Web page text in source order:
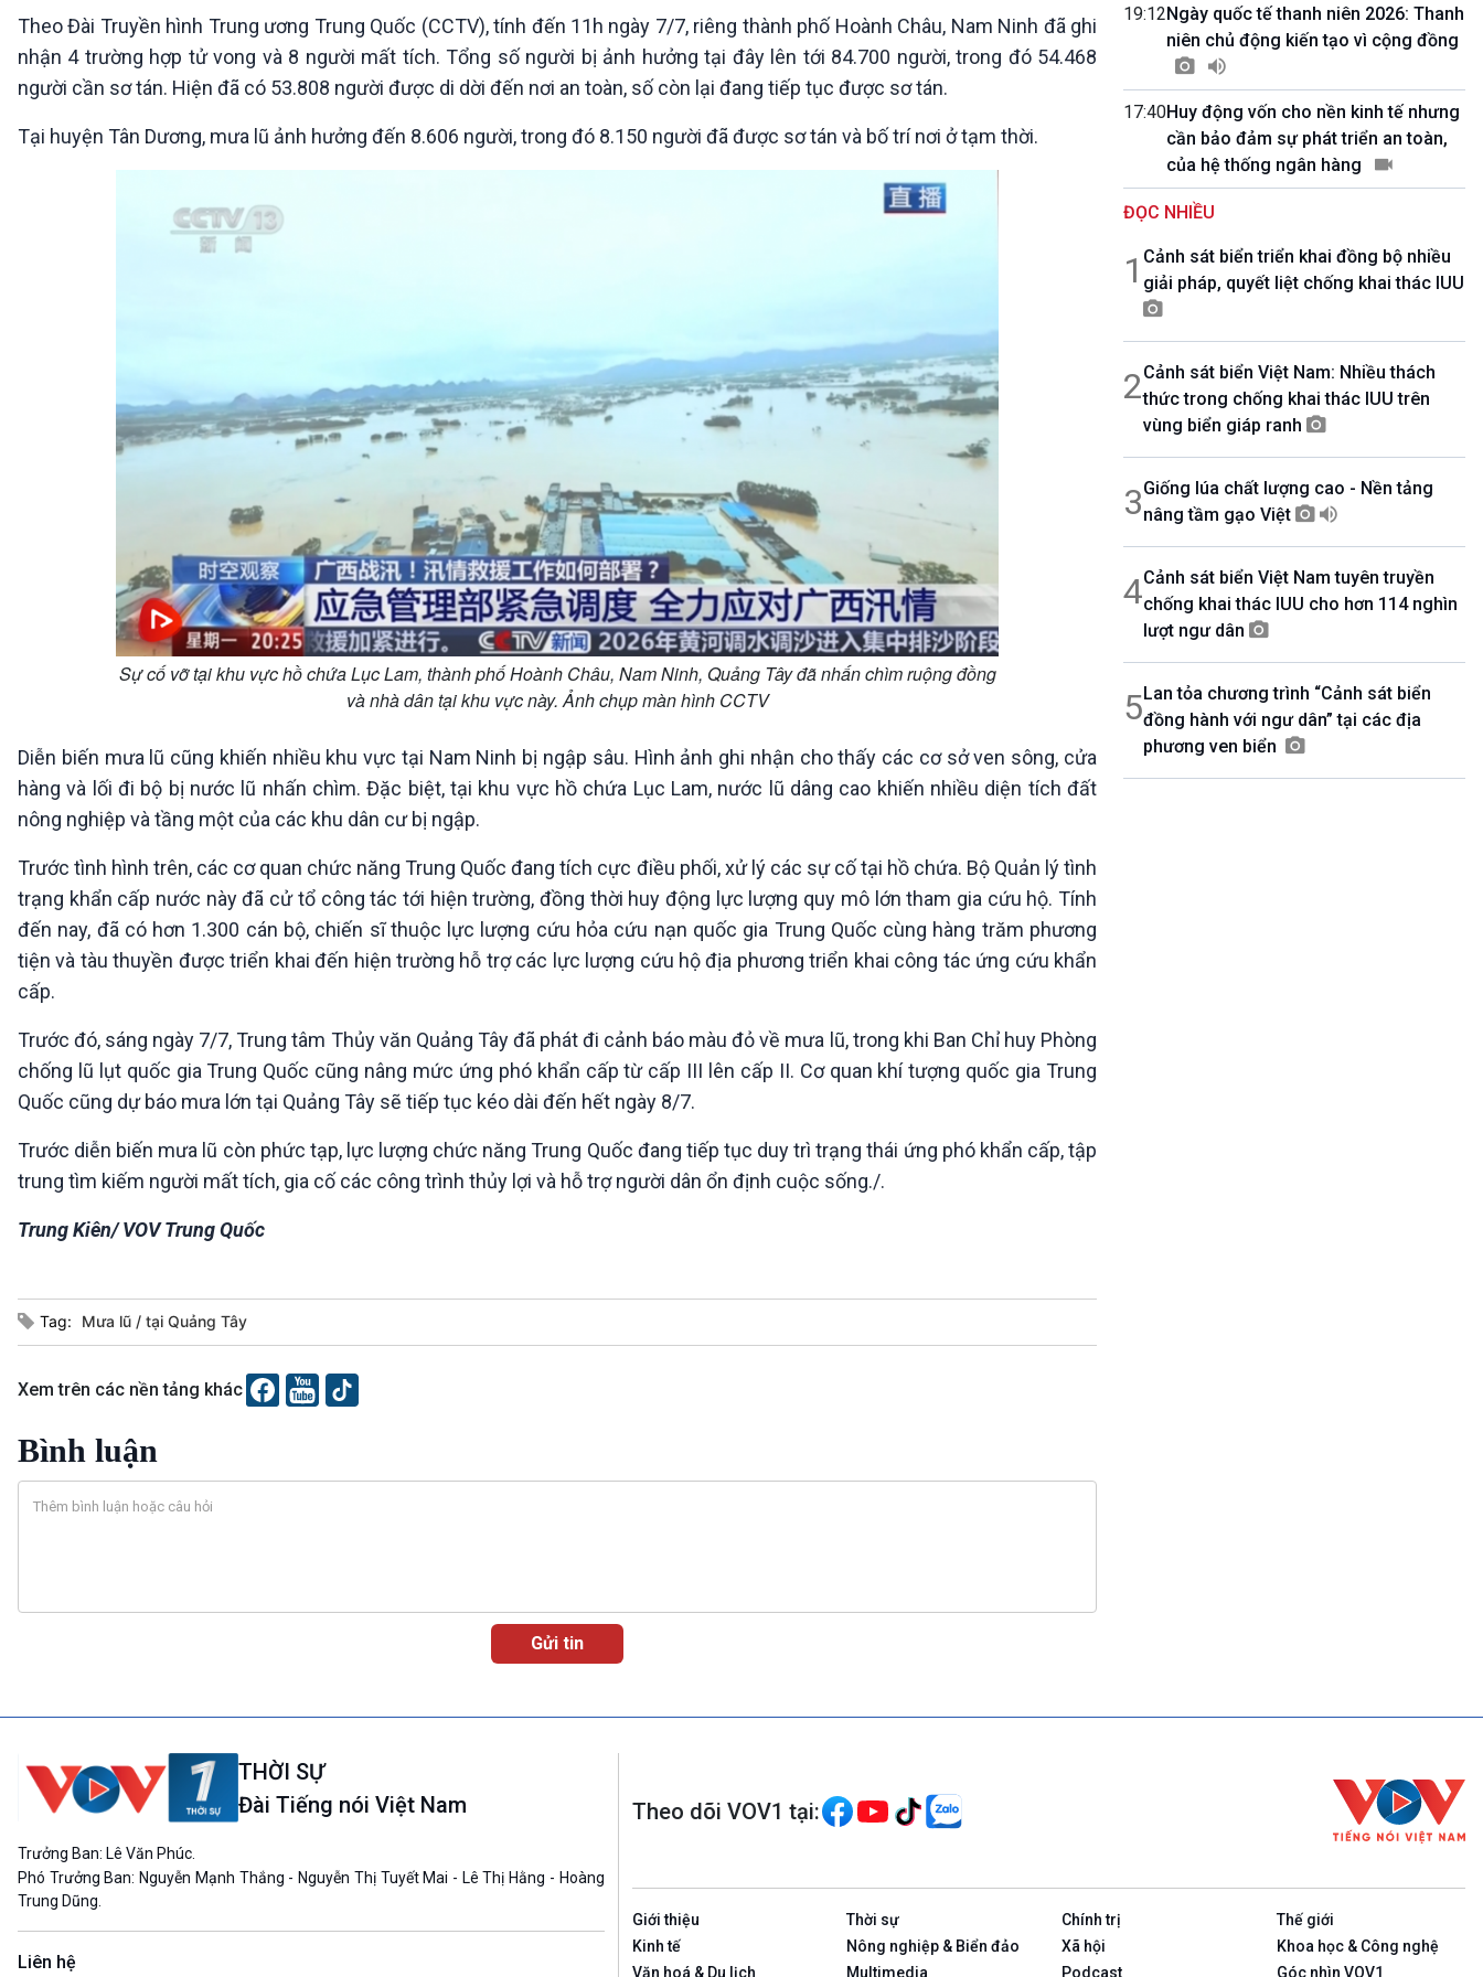
Chuyển đổi Xanh
Tài nguyên và Môi trường
Chuyên gia của bạn
Bước chân đến trường
Sống chung với biến đổi
khí hậu
Câu chuyện Thể thao
Infographic
E-Magazine
10 phút Sự kiện - Luận bàn
Câu chuyện thời sự
Đối thoại
Diễn đàn chủ nhật
Chuyện đêm
Theo Đài Truyền hình Trung ương Trung Quốc (CCTV), tính đến 11h ngày 7/7, riêng thành phố Hoành Châu, Nam Ninh đã ghi
nhận 4 trường hợp tử vong và 8 người mất tích. Tổng số người bị ảnh hưởng tại đây lên tới 84.700 người, trong đó 54.468
người cần sơ tán. Hiện đã có 53.808 người được di dời đến nơi an toàn, số còn lại đang tiếp tục được sơ tán.
Tại huyện Tân Dương, mưa lũ ảnh hưởng đến 8.606 người, trong đó 8.150 người đã được sơ tán và bố trí nơi ở tạm thời.
Sự cố vỡ tại khu vực hồ chứa Lục Lam, thành phố Hoành Châu, Nam Ninh, Quảng Tây đã nhấn chìm ruộng đồng
và nhà dân tại khu vực này. Ảnh chụp màn hình CCTV
Diễn biến mưa lũ cũng khiến nhiều khu vực tại Nam Ninh bị ngập sâu. Hình ảnh ghi nhận cho thấy các cơ sở ven sông, cửa
hàng và lối đi bộ bị nước lũ nhấn chìm. Đặc biệt, tại khu vực hồ chứa Lục Lam, nước lũ dâng cao khiến nhiều diện tích đất
nông nghiệp và tầng một của các khu dân cư bị ngập.
Trước tình hình trên, các cơ quan chức năng Trung Quốc đang tích cực điều phối, xử lý các sự cố tại hồ chứa. Bộ Quản lý tình
trạng khẩn cấp nước này đã cử tổ công tác tới hiện trường, đồng thời huy động lực lượng quy mô lớn tham gia cứu hộ. Tính
đến nay, đã có hơn 1.300 cán bộ, chiến sĩ thuộc lực lượng cứu hỏa cứu nạn quốc gia Trung Quốc cùng hàng trăm phương
tiện và tàu thuyền được triển khai đến hiện trường hỗ trợ các lực lượng cứu hộ địa phương triển khai công tác ứng cứu khẩn
cấp.
Trước đó, sáng ngày 7/7, Trung tâm Thủy văn Quảng Tây đã phát đi cảnh báo màu đỏ về mưa lũ, trong khi Ban Chỉ huy Phòng
chống lũ lụt quốc gia Trung Quốc cũng nâng mức ứng phó khẩn cấp từ cấp III lên cấp II. Cơ quan khí tượng quốc gia Trung
Quốc cũng dự báo mưa lớn tại Quảng Tây sẽ tiếp tục kéo dài đến hết ngày 8/7.
Trước diễn biến mưa lũ còn phức tạp, lực lượng chức năng Trung Quốc đang tiếp tục duy trì trạng thái ứng phó khẩn cấp, tập
trung tìm kiếm người mất tích, gia cố các công trình thủy lợi và hỗ trợ người dân ổn định cuộc sống./.
Trung Kiên/ VOV Trung Quốc
Tag: Mưa lũ tại Quảng Tây
Xem trên các nền tảng khác
Bình luận
19:12Ngày quốc tế thanh niên 2026: Thanh
niên chủ động kiến tạo vì cộng đồng
17:40Huy động vốn cho nền kinh tế nhưng
cần bảo đảm sự phát triển an toàn,
của hệ thống ngân hàng
ĐỌC NHIỀU
1 Cảnh sát biển triển khai đồng bộ nhiều
giải pháp, quyết liệt chống khai thác IUU
2Cảnh sát biển Việt Nam: Nhiều thách
thức trong chống khai thác IUU trên
vùng biển giáp ranh
3Giống lúa chất lượng cao - Nền tảng
nâng tầm gạo Việt
4Cảnh sát biển Việt Nam tuyên truyền
chống khai thác IUU cho hơn 114 nghìn
lượt ngư dân
5Lan tỏa chương trình “Cảnh sát biển
đồng hành với ngư dân” tại các địa
phương ven biển
THỜI SỰ
Đài Tiếng nói Việt Nam
Trưởng Ban: Lê Văn Phúc.
Phó Trưởng Ban: Nguyễn Mạnh Thắng - Nguyễn Thị Tuyết Mai - Lê Thị Hằng - Hoàng
Trung Dũng.
Liên hệ
Theo dõi VOV1 tại:
Giới thiệu Thời sự Chính trị
Thế giới
Kinh tế
Nông nghiệp & Biển đảo Xã hội
Khoa học & Công nghệ
Văn hoá & Du lịch
Multimedia Podcast Góc nhìn VOV1